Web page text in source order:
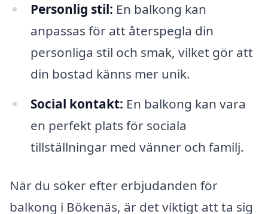
Personlig stil: En balkong kan
anpassas för att återspegla din
personliga stil och smak, vilket gör att
din bostad känns mer unik.
Social kontakt: En balkong kan vara
en perfekt plats för sociala
tillställningar med vänner och familj.
När du söker efter erbjudanden för
balkong i Bökenäs, är det viktigt att ta sig